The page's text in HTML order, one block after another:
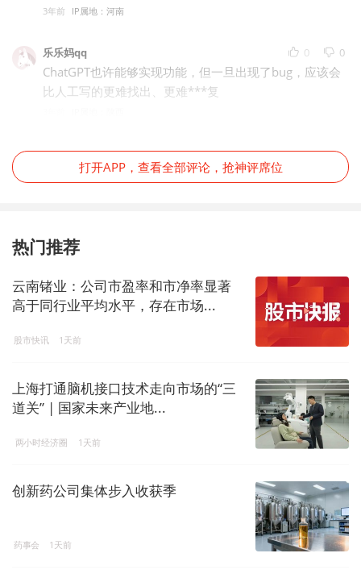
3年前 IP属地：河南
乐乐妈qq 0 0
ChatGPT也许能够实现功能，但一旦出现了bug，应该会
比人工写的更难找出、更难***复
打开APP，查看全部评论，抢神评席位
热门推荐
云南锗业：公司市盈率和市净率显著
高于同行业平均水平，存在市场...
股市快讯 1天前
上海打通脑机接口技术走向市场的“三
道关” | 国家未来产业地...
两小时经济圈 1天前
创新药公司集体步入收获季
药事会 1天前